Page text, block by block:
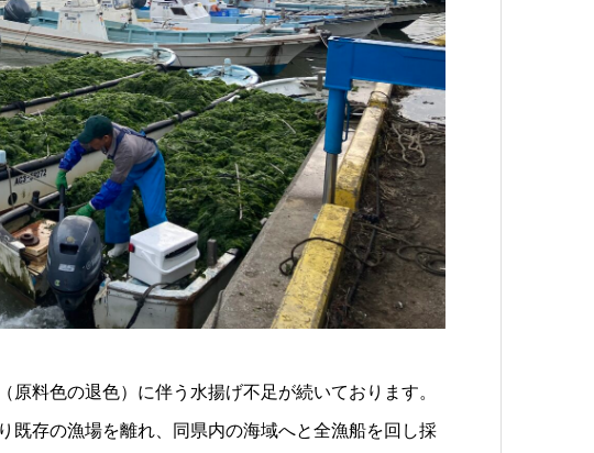
料色の退色）に伴う水揚げ不足が続いております。
既存の漁場を離れ、同県内の海域へと全漁船を回し採